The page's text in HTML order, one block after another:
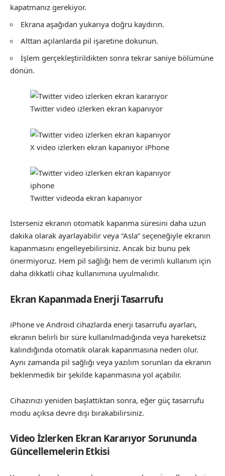
kapatmanız gerekiyor.
Ekrana aşağıdan yukarıya doğru kaydırın.
Alttan açılanlarda pil işaretine dokunun.
İşlem gerçekleştirildikten sonra tekrar saniye bölümüne
dönün.
Twitter video izlerken ekran kapanıyor
X video izlerken ekran kapanıyor iPhone
Twitter videoda ekran kapanıyor
İsterseniz ekranın otomatik kapanma süresini daha uzun
dakika olarak ayarlayabilir veya “Asla” seçeneğiyle ekranın
kapanmasını engelleyebilirsiniz. Ancak biz bunu pek
önermiyoruz. Hem pil sağlığı hem de verimli kullanım için
daha dikkatli cihaz kullanımına uyulmalıdır.
Ekran Kapanmada Enerji Tasarrufu
iPhone ve Android cihazlarda enerji tasarrufu ayarları,
ekranın belirli bir süre kullanılmadığında veya hareketsiz
kalındığında otomatik olarak kapanmasına neden olur.
Aynı zamanda pil sağlığı veya yazılım sorunları da ekranın
beklenmedik bir şekilde kapanmasına yol açabilir.
Cihazınızı yeniden başlattıktan sonra, eğer güç tasarrufu
modu açıksa devre dışı bırakabilirsiniz.
Video İzlerken Ekran Kararıyor Sorununda
Güncellemelerin Etkisi